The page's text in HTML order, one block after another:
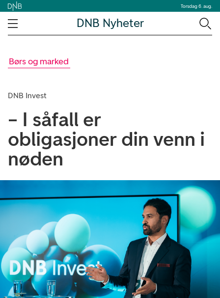
Torsdag 6. aug.
DNB Nyheter
Børs og marked
DNB Invest
– I såfall er
obligasjoner din venn i
nøden